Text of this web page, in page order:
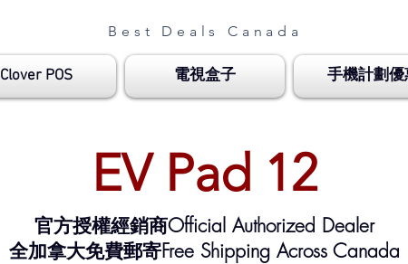
Best Deals Canada
Clover POS 電視盒子 手機計劃優
EV Pad 12
官方授權經銷商Official Authorized Dealer​
全加拿大免費郵寄Free Shipping Across Canada